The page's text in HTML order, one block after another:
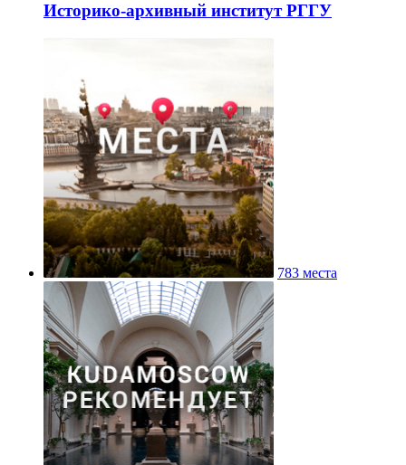
Историко-архивный институт РГГУ
783 места